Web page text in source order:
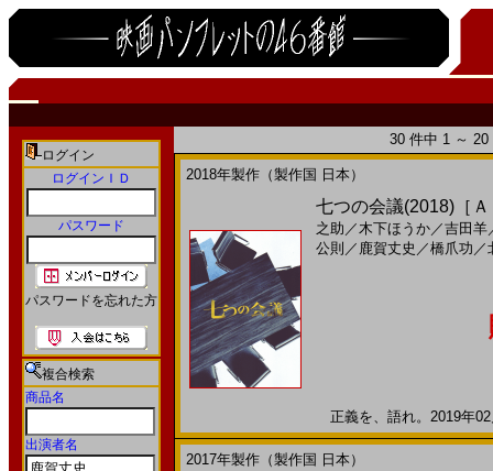
ログイン
ログインＩＤ
パスワード
パスワードを忘れた方
複合検索
商品名
出演者名
30 件中 1 ～
2018年製作（製作国 日本）
七つの会議(2018)［
之助 ／木下ほうか／吉田羊
公則 ／ 鹿賀丈史 ／橋爪功 ／
正義を、語れ。2019年
2017年製作（製作国 日本）